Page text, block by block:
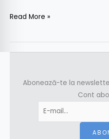
Read More »
Abonează-te la
Cont